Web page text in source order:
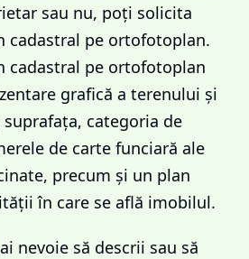
sau nu, poți solicita
cadastral pe ortofotoplan.
cadastral pe ortofotoplan
grafică a terenului și
categoria de
de carte funciară ale
precum și un plan
în care se află imobilul.
nevoie să descrii sau să